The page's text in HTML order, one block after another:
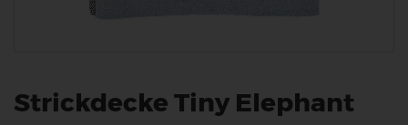
Strickdecke Tiny Elephant